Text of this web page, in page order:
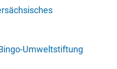
Umweltstiftung